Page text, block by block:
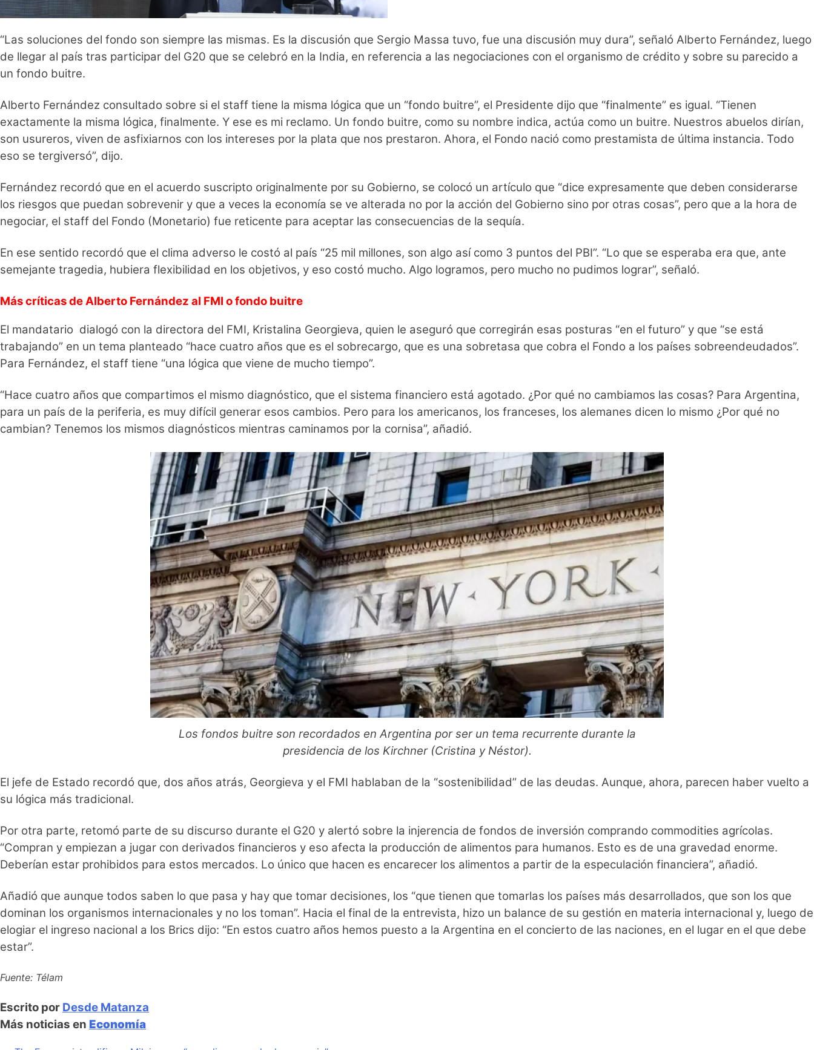
“Las soluciones del fondo son siempre las mismas. Es la discusión que Sergio Massa tuvo, fue una discusión muy dura”, señaló Alberto Fernández, luego
de llegar al país tras participar del G20 que se celebró en la India, en referencia a las negociaciones con el organismo de crédito y sobre su parecido a
un fondo buitre.
Alberto Fernández consultado sobre si el staff tiene la misma lógica que un “fondo buitre”, el Presidente dijo que “finalmente” es igual. “Tienen
exactamente la misma lógica, finalmente. Y ese es mi reclamo. Un fondo buitre, como su nombre indica, actúa como un buitre. Nuestros abuelos dirían,
son usureros, viven de asfixiarnos con los intereses por la plata que nos prestaron. Ahora, el Fondo nació como prestamista de última instancia. Todo
eso se tergiversó”, dijo.
Fernández recordó que en el acuerdo suscripto originalmente por su Gobierno, se colocó un artículo que “dice expresamente que deben considerarse
los riesgos que puedan sobrevenir y que a veces la economía se ve alterada no por la acción del Gobierno sino por otras cosas”, pero que a la hora de
negociar, el staff del Fondo (Monetario) fue reticente para aceptar las consecuencias de la sequía.
En ese sentido recordó que el clima adverso le costó al país “25 mil millones, son algo así como 3 puntos del PBI”. “Lo que se esperaba era que, ante
semejante tragedia, hubiera flexibilidad en los objetivos, y eso costó mucho. Algo logramos, pero mucho no pudimos lograr”, señaló.
Más críticas de Alberto Fernández al FMI o fondo buitre
El mandatario dialogó con la directora del FMI, Kristalina Georgieva, quien le aseguró que corregirán esas posturas “en el futuro” y que “se está
trabajando” en un tema planteado “hace cuatro años que es el sobrecargo, que es una sobretasa que cobra el Fondo a los países sobreendeudados”.
Para Fernández, el staff tiene “una lógica que viene de mucho tiempo”.
“Hace cuatro años que compartimos el mismo diagnóstico, que el sistema financiero está agotado. ¿Por qué no cambiamos las cosas? Para Argentina,
para un país de la periferia, es muy difícil generar esos cambios. Pero para los americanos, los franceses, los alemanes dicen lo mismo ¿Por qué no
cambian? Tenemos los mismos diagnósticos mientras caminamos por la cornisa”, añadió.
Los fondos buitre son recordados en Argentina por ser un tema recurrente durante la
presidencia de los Kirchner (Cristina y Néstor).
El jefe de Estado recordó que, dos años atrás, Georgieva y el FMI hablaban de la “sostenibilidad” de las deudas. Aunque, ahora, parecen haber vuelto a
su lógica más tradicional.
Por otra parte, retomó parte de su discurso durante el G20 y alertó sobre la injerencia de fondos de inversión comprando commodities agrícolas.
“Compran y empiezan a jugar con derivados financieros y eso afecta la producción de alimentos para humanos. Esto es de una gravedad enorme.
Deberían estar prohibidos para estos mercados. Lo único que hacen es encarecer los alimentos a partir de la especulación financiera”, añadió.
Añadió que aunque todos saben lo que pasa y hay que tomar decisiones, los “que tienen que tomarlas los países más desarrollados, que son los que
dominan los organismos internacionales y no los toman”. Hacia el final de la entrevista, hizo un balance de su gestión en materia internacional y, luego de
elogiar el ingreso nacional a los Brics dijo: “En estos cuatro años hemos puesto a la Argentina en el concierto de las naciones, en el lugar en el que debe
estar”.
Fuente: Télam
Escrito por Desde Matanza
Más noticias en Economía